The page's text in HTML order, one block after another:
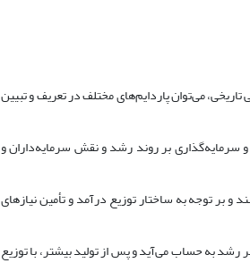
می‌توان پاردایم‌های مختلف در تعریف و تبیین
و سرمایه‌گذاری بر روند رشد و نقش سرمایه‌داران و
و بر توجه به ساختار توزیع درآمد و تأمین نیازهای
رشد به حساب می‌آید و پس از تولید بیشتر، با توزیع